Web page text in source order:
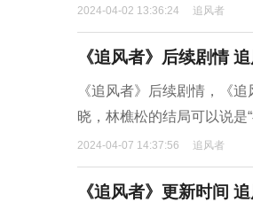
2024-04-02 13:36:24 追风者
《追风者》后续剧情
《追风者》后续剧情，《
晓，林樵松的结局可以说是“
2024-04-07 14:37:56 追风者
《追风者》更新时间